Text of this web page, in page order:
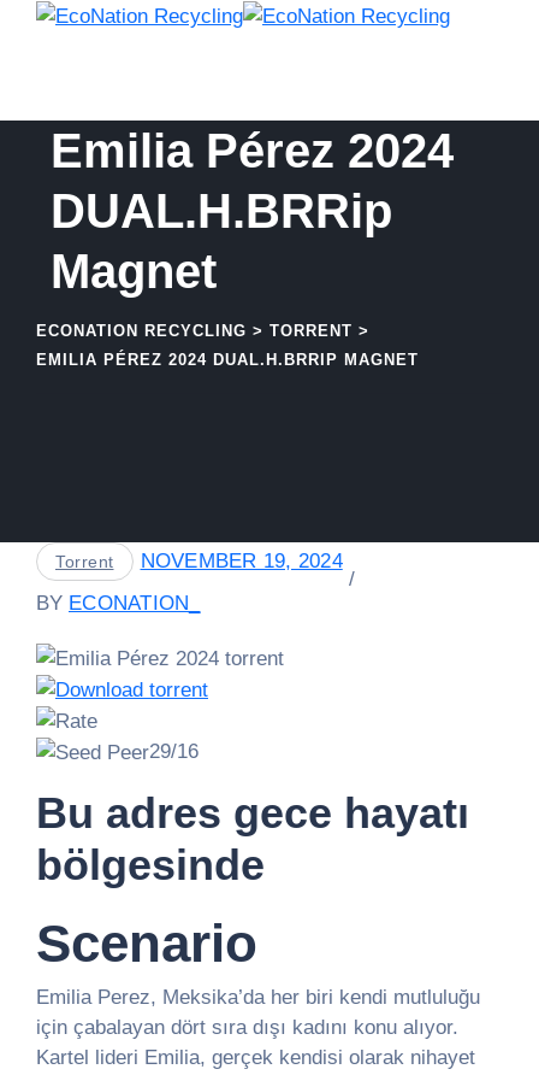
Skip
Emilia Pérez 2024
DUAL.H.BRRip
Magnet
ECONATION RECYCLING > TORRENT >
EMILIA PÉREZ 2024 DUAL.H.BRRIP MAGNET
Torrent
NOVEMBER 19, 2024
BY ECONATION_
29/16
Bu adres gece hayatı
bölgesinde
Scenario
Emilia Perez, Meksika’da her biri kendi mutluluğu
için çabalayan dört sıra dışı kadını konu alıyor.
Kartel lideri Emilia, gerçek kendisi olarak nihayet